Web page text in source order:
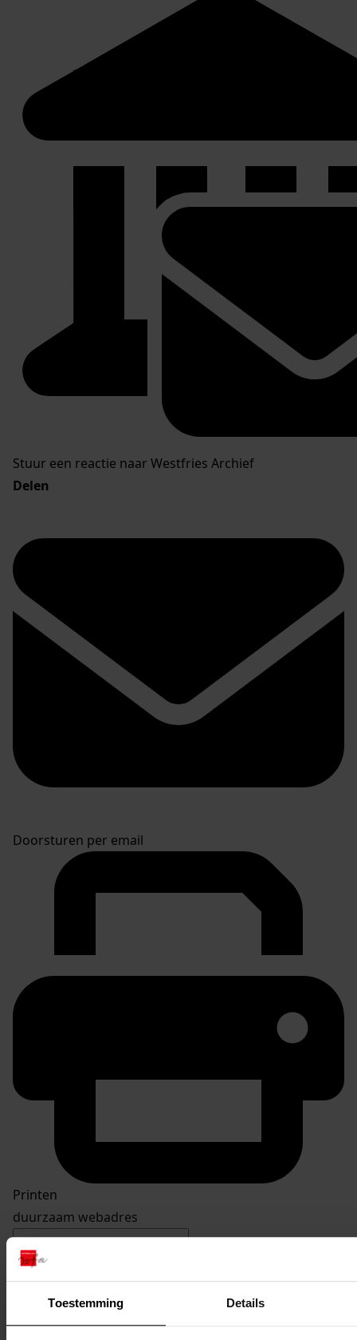
Toestemming Details
Stuur een reactie naar Westfries Archief
Delen
Doorsturen per email
Printen
duurzaam webadres
Inventaris